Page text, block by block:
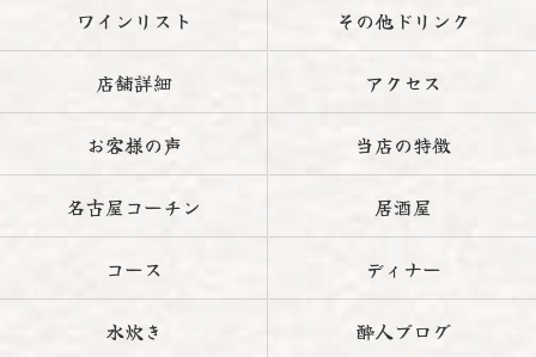
ワインリスト その他ドリンク
店舗詳細 アクセス
お客様の声 当店の特徴
名古屋コーチン 居酒屋
コース ディナー
水炊き 酔人ブログ